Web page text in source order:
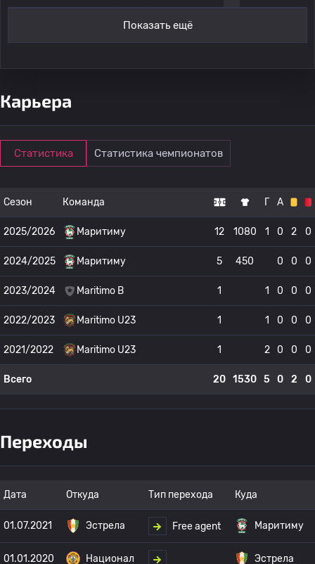
Показать ещё
Карьера
Статистика Статистика чемпионатов
Сезон Команда Г А
2025/2026 Маритиму 12 1080 1 0 2 0
2024/2025 Маритиму 5 450 0 0 0
2023/2024 Maritimo B 1 1 0 0 0
2022/2023 Maritimo U23 1 1 0 0 0
2021/2022 Maritimo U23 1 2 0 0 0
Всего 20 1530 5 0 2 0
Переходы
Дата Откуда Тип перехода Куда
01.07.2021 Эстрела Free agent Маритиму
01.01.2020 Национал Эстрела